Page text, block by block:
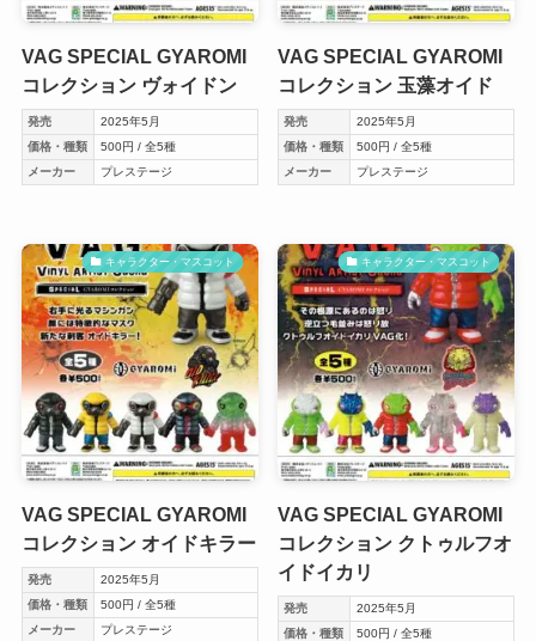
VAG SPECIAL GYAROMI
コレクション ヴォイドン
発売
2025年5月
価格・種類
500円 / 全5種
メーカー
プレステージ
VAG SPECIAL GYAROMI
コレクション 玉藻オイド
発売
2025年5月
価格・種類
500円 / 全5種
メーカー
プレステージ
キャラクター・マスコット
VAG SPECIAL GYAROMI
コレクション オイドキラー
発売
2025年5月
価格・種類
500円 / 全5種
メーカー
プレステージ
キャラクター・マスコット
VAG SPECIAL GYAROMI
コレクション クトゥルフオ
イドイカリ
発売
2025年5月
価格・種類
500円 / 全5種